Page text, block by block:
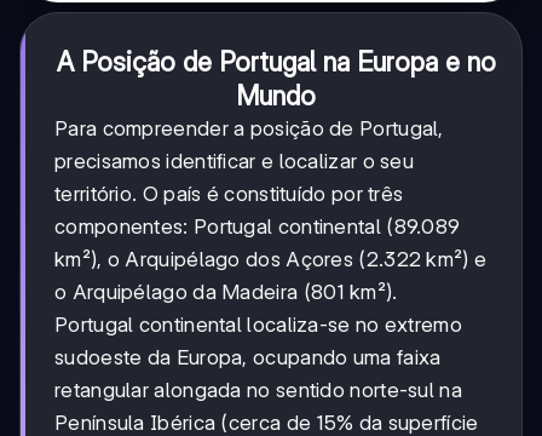
A Posição de Portugal na Europa e no
Mundo
Para compreender a posição de Portugal,
precisamos identificar e localizar o seu
território. O país é constituído por três
componentes: Portugal continental (89.089
km²), o Arquipélago dos Açores (2.322 km²) e
o Arquipélago da Madeira (801 km²).
Portugal continental localiza-se no extremo
sudoeste da Europa, ocupando uma faixa
retangular alongada no sentido norte-sul na
Península Ibérica (cerca de 15% da superfície